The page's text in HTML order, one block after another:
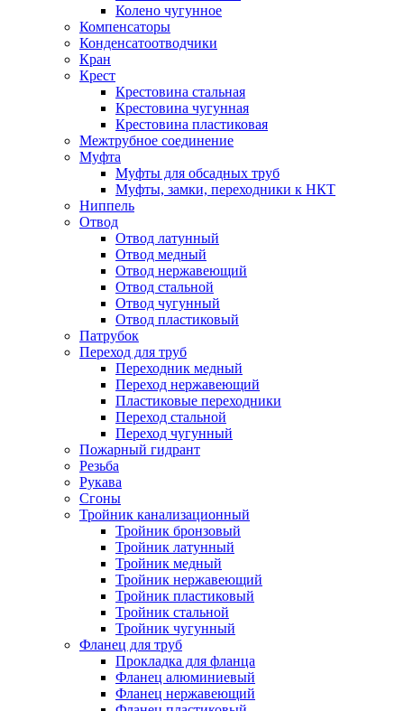
Колено чугунное
Компенсаторы
Конденсатоотводчики
Кран
Крест
Крестовина стальная
Крестовина чугунная
Крестовина пластиковая
Межтрубное соединение
Муфта
Муфты для обсадных труб
Муфты, замки, переходники к НКТ
Ниппель
Отвод
Отвод латунный
Отвод медный
Отвод нержавеющий
Отвод стальной
Отвод чугунный
Отвод пластиковый
Патрубок
Переход для труб
Переходник медный
Переход нержавеющий
Пластиковые переходники
Переход стальной
Переход чугунный
Пожарный гидрант
Резьба
Рукава
Сгоны
Тройник канализационный
Тройник бронзовый
Тройник латунный
Тройник медный
Тройник нержавеющий
Тройник пластиковый
Тройник стальной
Тройник чугунный
Фланец для труб
Прокладка для фланца
Фланец алюминиевый
Фланец нержавеющий